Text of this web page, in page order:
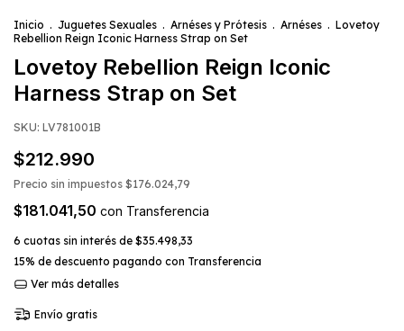
Inicio . Juguetes Sexuales . Arnéses y Prótesis . Arnéses . Lovetoy
Rebellion Reign Iconic Harness Strap on Set
Lovetoy Rebellion Reign Iconic
Harness Strap on Set
SKU: LV781001B
$212.990
Precio sin impuestos $176.024,79
$181.041,50 con Transferencia
6 cuotas sin interés de $35.498,33
15% de descuento pagando con Transferencia
Ver más detalles
Envío gratis